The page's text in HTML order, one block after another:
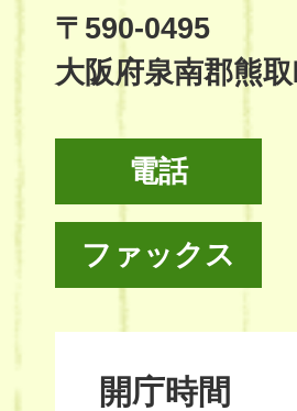
Site
〒590-0495
大阪府泉南郡熊
電話
ファックス
開庁時間